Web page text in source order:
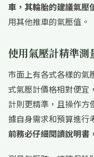
車，其輪胎的建議氣壓
用其他推車的氣壓值。
使用氣壓計精準測
市面上有各式各樣的氣
式氣壓計價格相對便宜
計則更精準，且操作方
據自身需求和預算進行
前務必仔細閱讀說明書